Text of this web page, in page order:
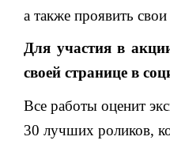
а также проявить
Для участия в
своей странице в
Все работы оценит
30 лучших роликов,